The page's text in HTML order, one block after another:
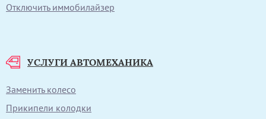
Отключить иммобилайзер
УСЛУГИ АВТОМЕХАНИКА
Заменить колесо
Прикипели колодки